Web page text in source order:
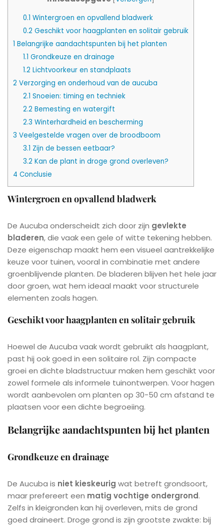
0.1 Wintergroen en opvallend bladwerk
0.2 Geschikt voor haagplanten en solitair gebruik
1 Belangrijke aandachtspunten bij het planten
1.1 Grondkeuze en drainage
1.2 Lichtvoorkeur en standplaats
2 Verzorging en onderhoud van de aucuba
2.1 Snoeien: timing en techniek
2.2 Bemesting en watergift
2.3 Winterhardheid en bescherming
3 Veelgestelde vragen over de broodboom
3.1 Zijn de bessen eetbaar?
3.2 Kan de plant in droge grond overleven?
4 Conclusie
Wintergroen en opvallend bladwerk
De Aucuba onderscheidt zich door zijn gevlekte
bladeren, die vaak een gele of witte tekening hebben.
Deze eigenschap maakt hem een visueel aantrekkelijke
keuze voor tuinen, vooral in combinatie met andere
groenblijvende planten. De bladeren blijven het hele jaar
door groen, wat hem ideaal maakt voor structurele
elementen zoals hagen.
Geschikt voor haagplanten en solitair gebruik
Hoewel de Aucuba vaak wordt gebruikt als haagplant,
past hij ook goed in een solitaire rol. Zijn compacte
groei en dichte bladstructuur maken hem geschikt voor
zowel formele als informele tuinontwerpen. Voor hagen
wordt aanbevolen om planten op 30-50 cm afstand te
plaatsen voor een dichte begroeiing.
Belangrijke aandachtspunten bij het planten
Grondkeuze en drainage
De Aucuba is niet kieskeurig wat betreft grondsoort,
maar prefereert een matig vochtige ondergrond.
Zelfs in kleigronden kan hij overleven, mits de grond
goed draineert. Droge grond is zijn grootste zwakte: bij